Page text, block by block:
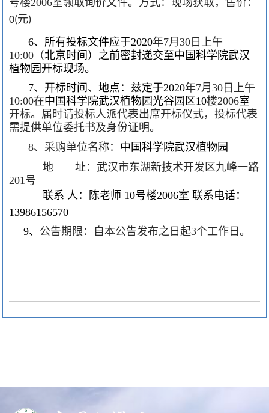
2006
0(元)
6、所有投标文件应于2020年7月30日上午
10:00 （北京时间）之前密封递交至中国科学院武汉
植物园开标现场。
7、开标时间、地点：兹定于2020年7月30 日上午
10:00在中国科学院武汉植物园光谷园区10楼2006室
开标。届时请投标人派代表出席开标仪式，投标代表
需提供单位委托书及身份证明。
8、采购单位名称： 中国科学院武汉植物园
地 址：武汉市东湖新技术开发区九峰一路
201 号
联系 人：陈老师 10号楼2006室 联系电话：
13986156570
9、 公告期限：自本公告发布之日起3个工作日。